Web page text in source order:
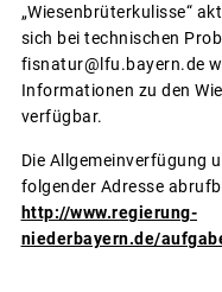
„Wiesenbrüterkulisse“
sich bei technischen
fisnatur@lfu.bayern.de
Informationen zu den
verfügbar.
Die Allgemeinverfügung
folgender Adresse
http://www.regierung-
niederbayern.de/